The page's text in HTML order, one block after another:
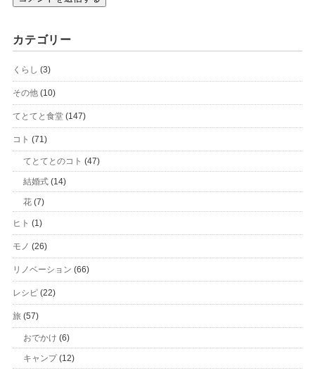
カテゴリー
くらし (3)
その他(10)
てとてと食堂(147)
コト (71)
てとてとのコト (47)
結婚式(14)
花(7)
ヒト (1)
モノ (26)
リノベーション (66)
レシピ(22)
旅 (57)
おでかけ (6)
キャンプ(12)